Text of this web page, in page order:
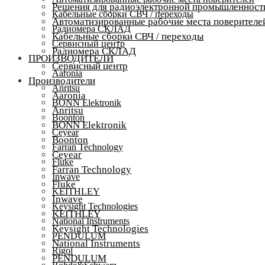
Кабельные сборки СВЧ / переходы
Радиомера СКЛАД
Сервисный центр
ПРОИЗВОДИТЕЛИ
Aaronia
Anritsu
BONN Elektronik
Boonton
Ceyear
Farran Technology
Fluke
Inwave
KEITHLEY
Keysight Technologies
National Instruments
PENDULUM
Rigol
Решения для радиоэлектронной
Автоматизированные рабочие места
Кабельные сборки СВЧ / переходы
Радиомера СКЛАД
Сервисный центр
Производители
Aaronia
Anritsu
BONN Elektronik
Boonton
Ceyear
Farran Technology
Fluke
Inwave
KEITHLEY
Keysight Technologies
National Instruments
PENDULUM